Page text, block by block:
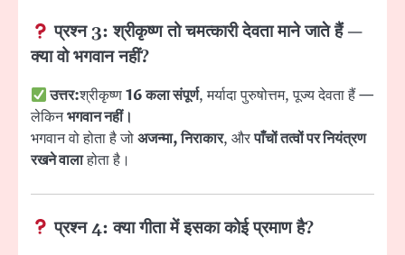
प्रश्न 3: श्रीकृष्ण तो चमत्कारी देवता माने जाते हैं —
क्या वो भगवान नहीं?
उत्तर:श्रीकृष्ण16 कला संपूर्ण, मर्यादा पुरुषोत्तम, पूज्य देवता हैं —
लेकिनभगवान नहीं।
भगवान वो होता है जोअजन्मा, निराकार, औरपाँचों तत्वों पर नियंत्रण
रखने वालाहोता है।
प्रश्न 4: क्या गीता में इसका कोई प्रमाण है?